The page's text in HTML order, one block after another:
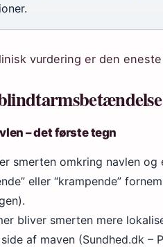
vurdering er den
– det første tegn
smerten omkring navlen
eller “krampende”
bliver smerten mere
af maven (Sundhed.dk –